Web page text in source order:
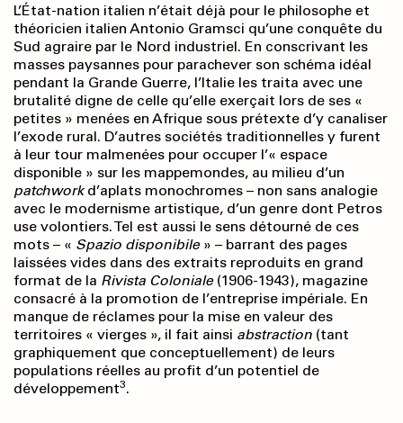
L’État-nation italien n’était déjà pour le philosophe et
théoricien italien Antonio Gramsci qu’une conquête du
Sud agraire par le Nord industriel. En conscrivant les
masses paysannes pour parachever son schéma idéal
pendant la Grande Guerre, l’Italie les traita avec une
brutalité digne de celle qu’elle exerçait lors de ses «
petites » menées en Afrique sous prétexte d’y canaliser
l’exode rural. D’autres sociétés traditionnelles y furent
à leur tour malmenées pour occuper l’« espace
disponible » sur les mappemondes, au milieu d’un
patchwork d’aplats monochromes – non sans analogie
avec le modernisme artistique, d’un genre dont Petros
use volontiers. Tel est aussi le sens détourné de ces
mots – « Spazio disponibile » – barrant des pages
laissées vides dans des extraits reproduits en grand
format de la Rivista Coloniale (1906-1943), magazine
consacré à la promotion de l’entreprise impériale. En
manque de réclames pour la mise en valeur des
territoires « vierges », il fait ainsi abstraction (tant
graphiquement que conceptuellement) de leurs
populations réelles au profit d’un potentiel de
développement3.